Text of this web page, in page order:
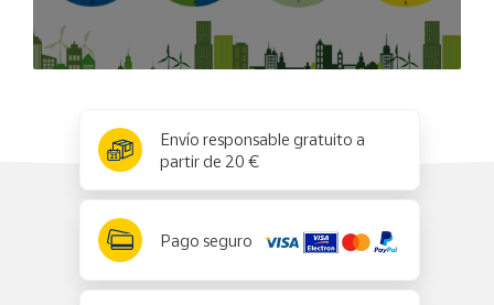
Envío responsable gratuito a
partir de 20 €
Pago seguro